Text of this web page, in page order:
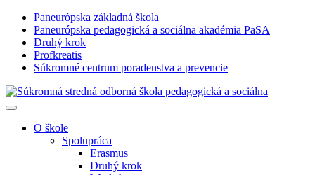
Paneurópska základná škola
Paneurópska pedagogická a sociálna akadémia PaSA
Druhý krok
Profkreatis
Súkromné centrum poradenstva a prevencie
O škole
Spolupráca
Erasmus
Druhý krok